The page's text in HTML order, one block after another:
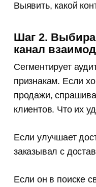
Выявить, какой
Шаг 2.
канал
Сегментирует
признакам. Если
продажи,
клиентов. Что их
Если улучшает
заказывал с
Если он в поиске